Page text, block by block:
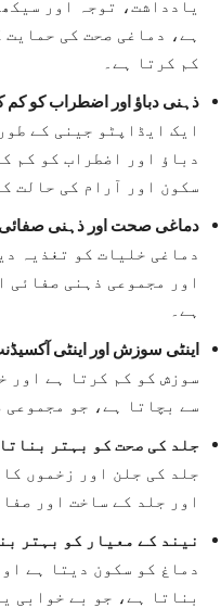
یادداشت، توجہ اور
ہے، دماغی صحت کی
کم کرتا ہے۔
ذہنی دباؤ اور اضطراب کو کم
ایک ایڈاپٹو جینی کے
دباؤ اور اضطراب کو کم
سکون اور آرام کی حالت
دماغی صحت اور ذہنی
دماغی خلیات کو تغذیہ
اور مجموعی ذہنی صفائی
ہے۔
اینٹی سوزش اور اینٹی
سوزش کو کم کرتا ہے اور
سے بچاتا ہے، جو مجموعی
جلد کی صحت کو بہتر
جلد کی جلن اور زخموں
اور جلد کے ساخت اور
نیند کے معیار کو بہتر
دماغ کو سکون دیتا ہے
بناتا ہے، جو بے خوابی